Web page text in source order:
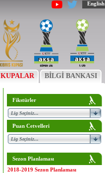
English
KUPALAR BİLGİ BANKASI
Fikstürler
Puan Cetvelleri
Sezon Planlaması
2018-2019 Sezon Planlaması